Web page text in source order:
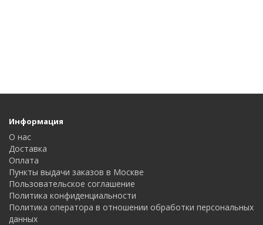
Информация
О нас
Доставка
Оплата
Пункты выдачи заказов в Москве
Пользовательское соглашение
Политика конфиденциальности
Политика оператора в отношении обработки персональных
данных